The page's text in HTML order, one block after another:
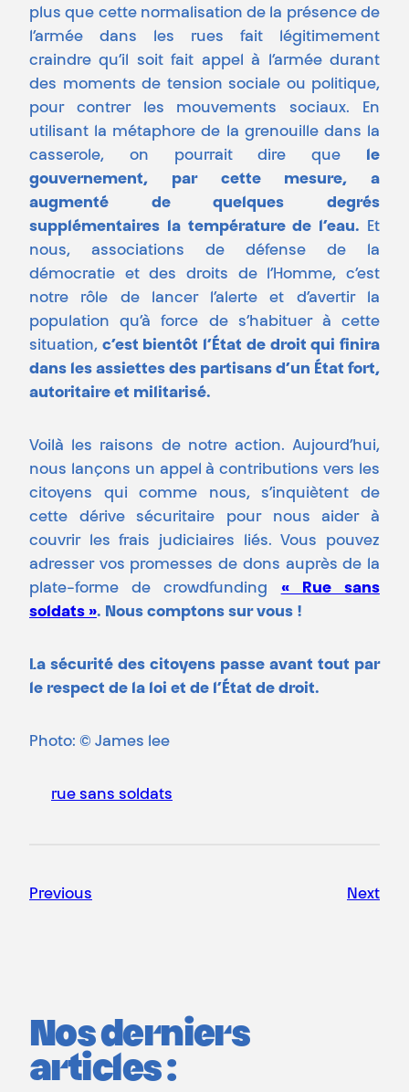
plus que cette normalisation de la présence de
l’armée dans les rues fait légitimement
craindre qu’il soit fait appel à l’armée durant
des moments de tension sociale ou politique,
pour contrer les mouvements sociaux. En
utilisant la métaphore de la grenouille dans la
casserole, on pourrait dire que le
gouvernement, par cette mesure, a
augmenté de quelques degrés
supplémentaires la température de l’eau. Et
nous, associations de défense de la
démocratie et des droits de l’Homme, c’est
notre rôle de lancer l’alerte et d’avertir la
population qu’à force de s’habituer à cette
situation, c’est bientôt l’État de droit qui finira
dans les assiettes des partisans d’un État fort,
autoritaire et militarisé.
Voilà les raisons de notre action. Aujourd’hui,
nous lançons un appel à contributions vers les
citoyens qui comme nous, s’inquiètent de
cette dérive sécuritaire pour nous aider à
couvrir les frais judiciaires liés. Vous pouvez
adresser vos promesses de dons auprès de la
plate-forme de crowdfunding « Rue sans
soldats ». Nous comptons sur vous !
La sécurité des citoyens passe avant tout par
le respect de la loi et de l’État de droit.
Photo: © James lee
rue sans soldats
Previous Next
Nos derniers
articles :